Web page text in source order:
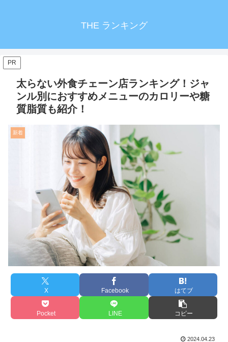
THE ランキング
PR
太らない外食チェーン店ランキング！ジャ
ンル別におすすめメニューのカロリーや糖
質脂質も紹介！
新着
X Facebook はてブ
Pocket LINE コピー
2024.04.23